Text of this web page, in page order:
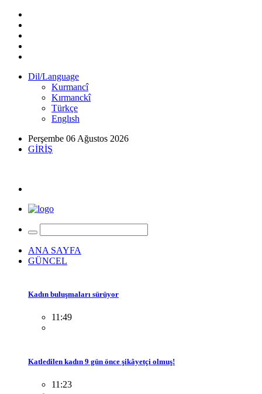
Dil/Language
Kurmancî
Kırmanckî
Türkçe
Englısh
Perşembe 06 Ağustos 2026
GİRİŞ
ANA SAYFA
GÜNCEL
Kadın buluşmaları sürüyor
11:49
Katledilen kadın 9 gün önce şikâyetçi olmuş!
11:23